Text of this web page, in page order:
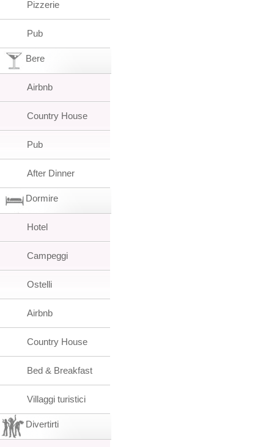
Pizzerie
Pub
Bere
Airbnb
Country House
Pub
After Dinner
Dormire
Hotel
Campeggi
Ostelli
Airbnb
Country House
Bed & Breakfast
Villaggi turistici
Divertirti